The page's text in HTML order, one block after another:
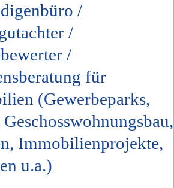
/
/
/
für
(Gewerbeparks,
Immobilienprojekte,
u.a.)